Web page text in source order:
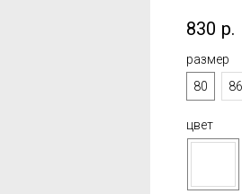
830 р.
размер
80
86
цвет